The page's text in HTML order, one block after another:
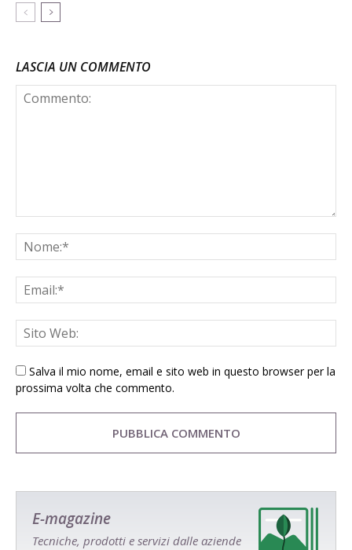
LASCIA UN COMMENTO
Salva il mio nome, email e sito web in questo browser per la
prossima volta che commento.
E-magazine
Tecniche, prodotti e servizi dalle aziende